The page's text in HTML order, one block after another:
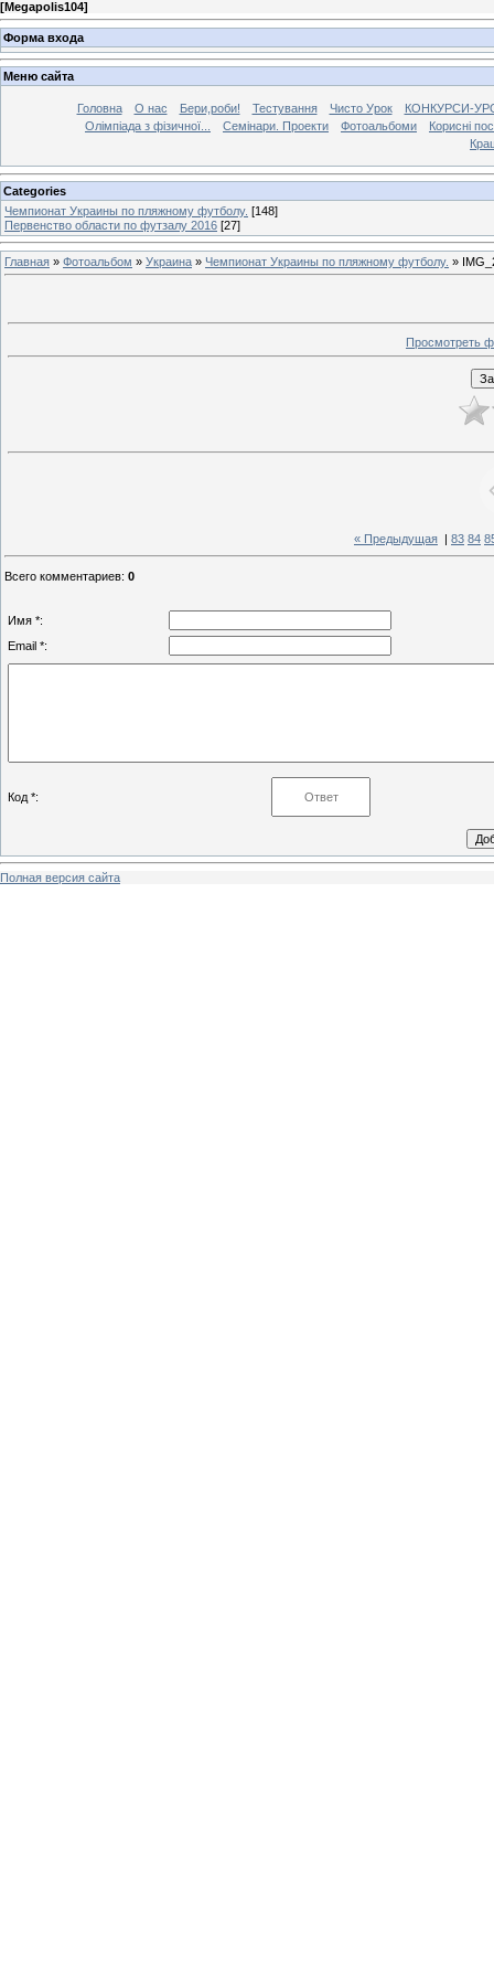
[Megapolis104]
Форма входа
Меню сайта
Головна О нас Бери,роби! Тестування Чисто Урок
КОНКУРСИ-
Олімпіада з фізичної...
Семінари. Проекти Фотоальбоми
Корисні
Categories
Чемпионат Украины по пляжному футболу. [148]
Первенство области по футзалу 2016 [27]
Главная » Фотоальбом » Украина » Чемпионат Украины по пляжному футболу. »
Просмотреть
« Предыдущая 83 84
Всего комментариев: 0
Имя *:
Email *:
Код *:
Полная версия сайта